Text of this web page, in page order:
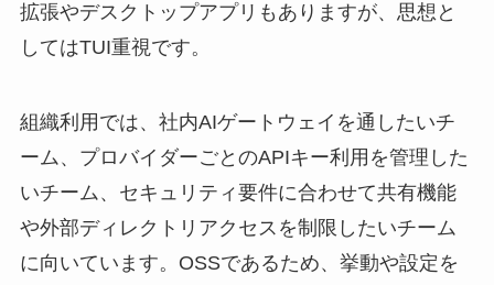
拡張やデスクトップアプリもありますが、思想と
してはTUI重視です。
組織利用では、社内AIゲートウェイを通したいチ
ーム、プロバイダーごとのAPIキー利用を管理した
いチーム、セキュリティ要件に合わせて共有機能
や外部ディレクトリアクセスを制限したいチーム
に向いています。OSSであるため、挙動や設定を